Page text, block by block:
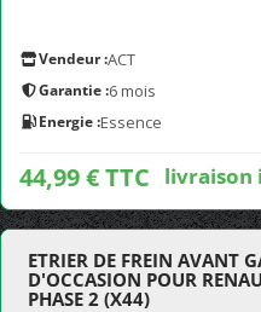
Vendeur :ACT
Garantie :6 mois
Energie :Essence
44,99 € TTC livraison
ETRIER DE FREIN AVANT
D'OCCASION POUR
PHASE 2 (X44)